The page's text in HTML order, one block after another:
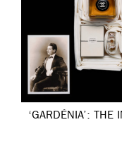
‘GARDÉNIA’: THE